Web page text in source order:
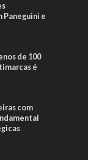
e
de 100
é
com